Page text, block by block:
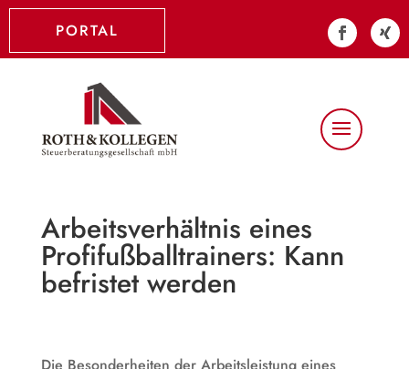
PORTAL
Arbeitsverhältnis eines
Profifußballtrainers: Kann
befristet werden
Die Besonderheiten der Arbeitsleistung eines